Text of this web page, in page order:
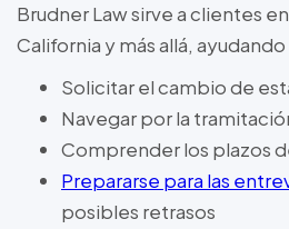
Brudner Law sirve a clientes
California y más allá,
Solicitar el cambio de
Navegar por la
Comprender los plazos
Prepararse para las
posibles retrasos